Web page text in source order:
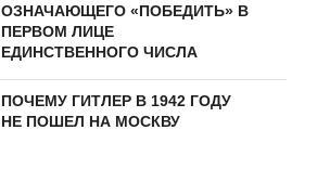
ОЗНАЧАЮЩЕГО «ПОБЕДИТЬ» В
ПЕРВОМ ЛИЦЕ
ЕДИНСТВЕННОГО ЧИСЛА
ПОЧЕМУ ГИТЛЕР В 1942 ГОДУ
НЕ ПОШЕЛ НА МОСКВУ